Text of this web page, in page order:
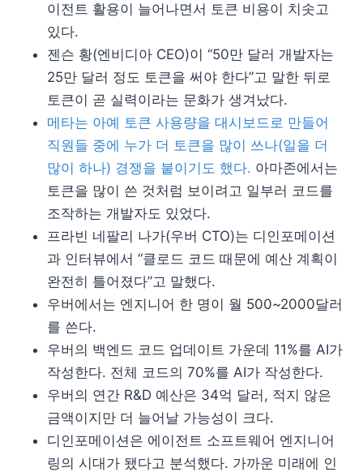
이전트 활용이 늘어나면서 토큰 비용이 치솟고
있다.
젠슨 황(엔비디아 CEO)이 “50만 달러 개발자는
25만 달러 정도 토큰을 써야 한다”고 말한 뒤로
토큰이 곧 실력이라는 문화가 생겨났다.
메타는 아예 토큰 사용량을 대시보드로 만들어
직원들 중에 누가 더 토큰을 많이 쓰나(일을 더
많이 하나) 경쟁을 붙이기도 했다. 아마존에서는
토큰을 많이 쓴 것처럼 보이려고 일부러 코드를
조작하는 개발자도 있었다.
프라빈 네팔리 나가(우버 CTO)는 디인포메이션
과 인터뷰에서 “클로드 코드 때문에 예산 계획이
완전히 틀어졌다”고 말했다.
우버에서는 엔지니어 한 명이 월 500~2000달러
를 쓴다.
우버의 백엔드 코드 업데이트 가운데 11%를 AI가
작성한다. 전체 코드의 70%를 AI가 작성한다.
우버의 연간 R&D 예산은 34억 달러, 적지 않은
금액이지만 더 늘어날 가능성이 크다.
디인포메이션은 에이전트 소프트웨어 엔지니어
링의 시대가 됐다고 분석했다. 가까운 미래에 인